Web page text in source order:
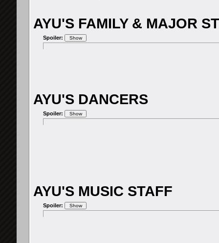
AYU'S FAMILY & MAJOR
Spoiler:
AYU'S DANCERS
Spoiler:
AYU'S MUSIC STAFF
Spoiler: